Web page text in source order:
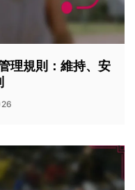
理規則：維持、安